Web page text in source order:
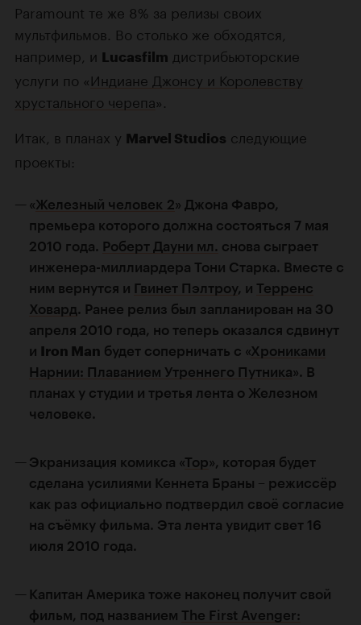
Paramount те же 8% за релизы своих
мультфильмов. Во столько же обходятся,
например, и Lucasfilm дистрибьюторские
услуги по «Индиане Джонсу и Королевству
xрустального черепа».
Итак, в планах у Marvel Studios следующие
проекты:
«Железный человек 2» Джона Фавро,
премьера которого должна состояться 7 мая
2010 года. Роберт Дауни мл. снова сыграет
инженера-миллиардера Тони Старка. Вместе с
ним вернутся и Гвинет Пэлтроу, и Терренс
Ховард. Ранее релиз был запланирован на 30
апреля 2010 года, но теперь оказался сдвинут
и Iron Man будет соперничать с «Хрониками
Нарнии: Плаванием Утреннего Путника». В
планах у студии и третья лента о Железном
человеке.
Экранизация комикса «Тор», которая будет
сделана усилиями Кеннета Браны – режиссёр
как раз официально подтвердил своё согласие
на съёмку фильма. Эта лента увидит свет 16
июля 2010 года.
Капитан Америка тоже наконец получит свой
фильм, под названием The First Avenger: